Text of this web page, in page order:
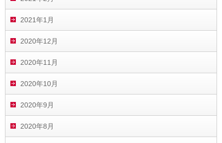
2021年1月
2020年12月
2020年11月
2020年10月
2020年9月
2020年8月